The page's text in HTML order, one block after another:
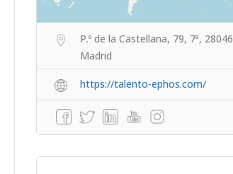
P.º de la Castellana, 79, 7ª, 28046
Madrid
https://talento-ephos.com/